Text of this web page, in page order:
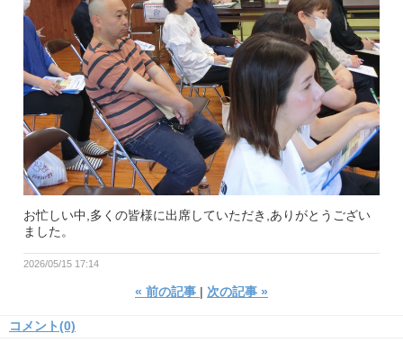
お忙しい中,多くの皆様に出席していただき,ありがとうござい
ました。
2026/05/15 17:14
« 前の記事 次の記事 »
コメント(0)